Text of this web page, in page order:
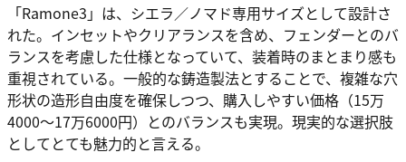
「Ramone3」は、シエラ／ノマド専用サイズとして設計さ
れた。インセットやクリアランスを含め、フェンダーとのバ
ランスを考慮した仕様となっていて、装着時のまとまり感も
重視されている。一般的な鋳造製法とすることで、複雑な穴
形状の造形自由度を確保しつつ、購入しやすい価格（15万
4000〜17万6000円）とのバランスも実現。現実的な選択肢
としてとても魅力的と言える。